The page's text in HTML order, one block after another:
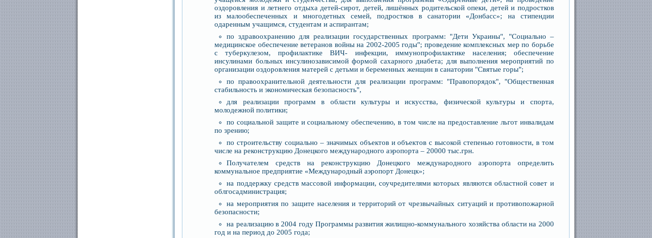
оздоровления и летнего отдыха детей-сирот, детей, лишённых родительской опеки, детей и подростков
из малообеспеченных и многодетных семей, подростков в санатории «Донбасс»; на стипендии
одаренным учащимся, студентам и аспирантам;
по здравоохранению для реализации государственных программ: "Дети Украины", "Социально –
медицинское обеспечение ветеранов войны на 2002-2005 годы"; проведение комплексных мер по борьбе
с туберкулезом, профилактике ВИЧ- инфекции, иммунопрофилактике населения; обеспечение
инсулинами больных инсулинозависимой формой сахарного диабета; для выполнения мероприятий по
организации оздоровления матерей с детьми и беременных женщин в санатории "Святые горы";
по правоохранительной деятельности для реализации программ: "Правопорядок", "Общественная
стабильность и экономическая безопасность",
для реализации программ в области культуры и искусства, физической культуры и спорта,
молодежной политики;
по социальной защите и социальному обеспечению, в том числе на предоставление льгот инвалидам
по зрению;
по строительству социально – значимых объектов и объектов с высокой степенью готовности, в том
числе на реконструкцию Донецкого международного аэропорта – 20000 тыс.грн.
Получателем средств на реконструкцию Донецкого международного аэропорта определить
коммунальное предприятие «Международный аэропорт Донецк»;
на поддержку средств массовой информации, соучредителями которых являются областной совет и
облгосадминистрация;
на мероприятия по защите населения и территорий от чрезвычайных ситуаций и противопожарной
безопасности;
на реализацию в 2004 году Программы развития жилищно-коммунального хозяйства области на 2000
год и на период до 2005 года;